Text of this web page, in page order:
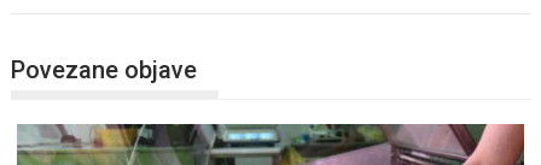
Povezane objave